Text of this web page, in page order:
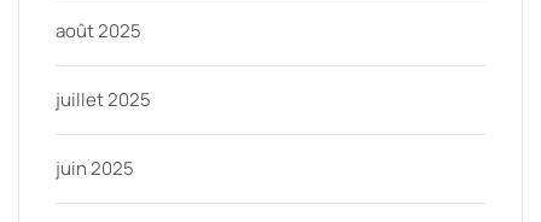
août 2025
juillet 2025
juin 2025